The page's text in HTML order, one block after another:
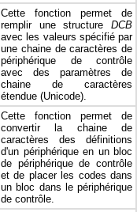
Cette fonction permet de
remplir une structure DCB
avec les valeurs spécifié par
une chaine de caractères de
périphérique de contrôle
avec des paramètres de
chaine de caractères
étendue (Unicode).
Cette fonction permet de
convertir la chaine de
caractères des définitions
d'un périphérique en un bloc
de périphérique de contrôle
et de placer les codes dans
un bloc dans le périphérique
de contrôle.